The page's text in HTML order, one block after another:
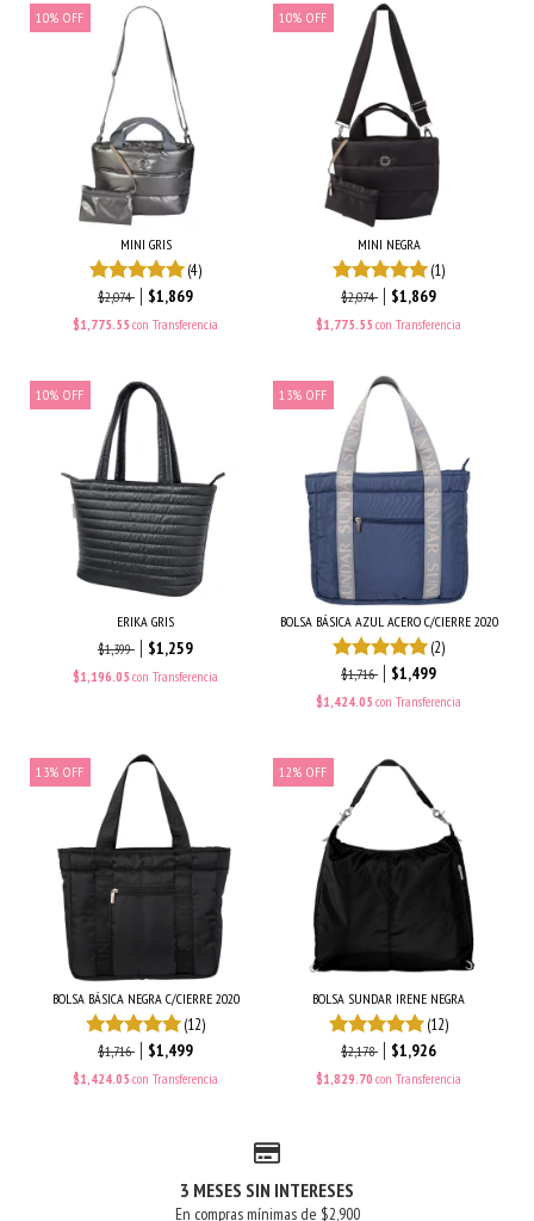
10% OFF
MINI GRIS
(4)
$2,074 $1,869
$1,775.55 con Transferencia
10% OFF
MINI NEGRA
(1)
$2,074 $1,869
$1,775.55 con Transferencia
10% OFF
ERIKA GRIS
$1,399
$1,259
$1,196.05 con Transferencia
13% OFF
BOLSA BÁSICA AZUL ACERO C/CIERRE 2020
(2)
$1,716 $1,499
$1,424.05 con Transferencia
13% OFF
BOLSA BÁSICA NEGRA C/CIERRE 2020
(12)
$1,716 $1,499
$1,424.05 con Transferencia
12% OFF
BOLSA SUNDAR IRENE NEGRA
(12)
$2,178 $1,926
$1,829.70 con Transferencia
3 MESES SIN INTERESES
En compras mínimas de $2,900